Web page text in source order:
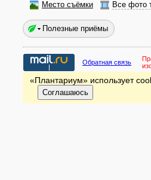
Место съёмки Все фото
Полезные приёмы
Обратная связь
«Плантариум» использует
Соглашаюсь